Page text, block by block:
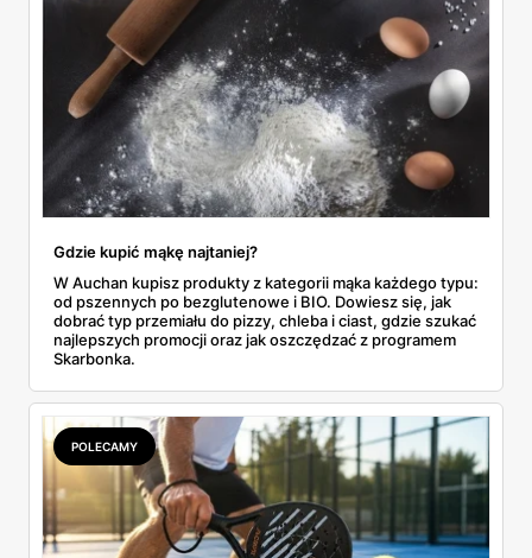
Gdzie kupić mąkę najtaniej?
W Auchan kupisz produkty z kategorii mąka każdego typu:
od pszennych po bezglutenowe i BIO. Dowiesz się, jak
dobrać typ przemiału do pizzy, chleba i ciast, gdzie szukać
najlepszych promocji oraz jak oszczędzać z programem
Skarbonka.
POLECAMY